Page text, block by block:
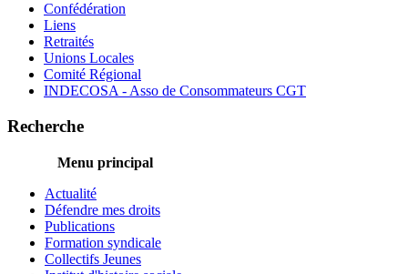
Confédération
Liens
Retraités
Unions Locales
Comité Régional
INDECOSA - Asso de Consommateurs CGT
Recherche
Menu principal
Actualité
Défendre mes droits
Publications
Formation syndicale
Collectifs Jeunes